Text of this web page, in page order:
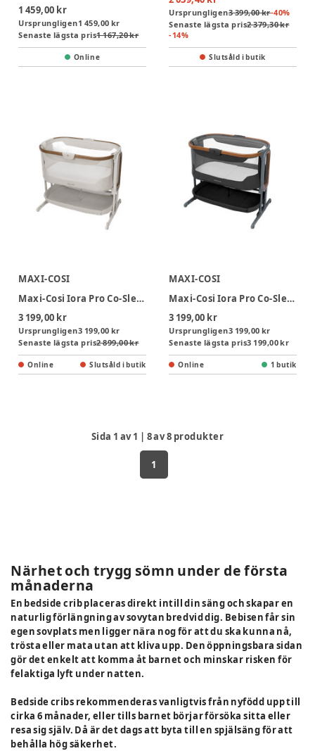
1 459,00 kr
Ursprungligen1 459,00 kr
Senaste lägsta pris1 167,20 kr
Online
Ursprungligen3 399,00 kr-40%
Senaste lägsta pris2 379,30 kr
-14%
Slutsåld i butik
MAXI-COSI
Maxi-Cosi Iora Pro Co-Sleeper Vagga - Elegance Beige
3 199,00 kr
Ursprungligen3 199,00 kr
Senaste lägsta pris2 899,00 kr
Online Slutsåld i butik
MAXI-COSI
Maxi-Cosi Iora Pro Co-Sleeper Vagga - Elegance Graphite
3 199,00 kr
Ursprungligen3 199,00 kr
Senaste lägsta pris3 199,00 kr
Online 1 butik
Sida 1 av1 | 8av8 produkter
1
Närhet och trygg sömn under de första
månaderna
En bedside crib placeras direkt intill din säng och skapar en
naturlig förlängning av sovytan bredvid dig. Bebisen får sin
egen sovplats men ligger nära nog för att du ska kunna nå,
trösta eller mata utan att kliva upp. Den öppningsbara sidan
gör det enkelt att komma åt barnet och minskar risken för
felaktiga lyft under natten.
Bedside cribs rekommenderas vanligtvis från nyfödd upp till
cirka 6 månader, eller tills barnet börjar försöka sitta eller
resa sig själv. Då är det dags att byta till en spjälsäng för att
behålla hög säkerhet.